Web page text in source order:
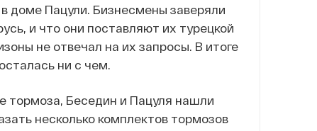
доме Пацули. Бизнесмены заверяли
и что они поставляют их турецкой
не отвечал на их запросы. В итоге
ни с чем.
тормоза, Беседин и Пацуля нашли
несколько комплектов тормозов